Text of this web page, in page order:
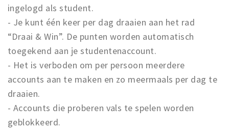
Bezienswaardigheden
Musea, theaters & podia
Uitjes & activiteiten
Studentenroutes
Party pics
Eten
Drinken
ingelogd als student.
- Je kunt één keer per dag draaien aan het rad
“Draai & Win”. De punten worden automatisch
toegekend aan je studentenaccount.
- Het is verboden om per persoon meerdere
accounts aan te maken en zo meermaals per dag te
draaien.
- Accounts die proberen vals te spelen worden
geblokkeerd.